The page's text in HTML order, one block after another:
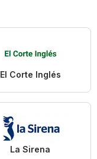
El Corte Inglés
La Sirena